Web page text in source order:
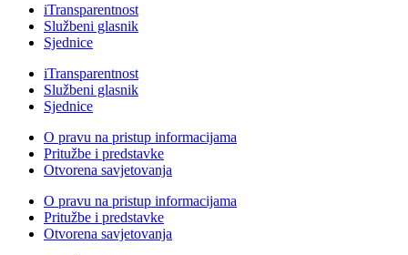
iTransparentnost
Službeni glasnik
Sjednice
iTransparentnost
Službeni glasnik
Sjednice
O pravu na pristup informacijama
Pritužbe i predstavke
Otvorena savjetovanja
O pravu na pristup informacijama
Pritužbe i predstavke
Otvorena savjetovanja